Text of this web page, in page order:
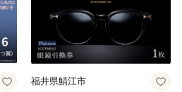
福井県鯖江市